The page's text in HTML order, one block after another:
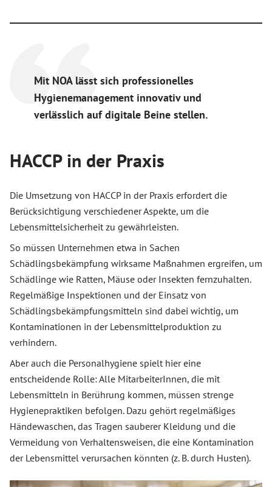
HACCP in der Praxis
Die Umsetzung von HACCP in der Praxis erfordert die
Berücksichtigung verschiedener Aspekte, um die
Lebensmittelsicherheit zu gewährleisten.
So müssen Unternehmen etwa in Sachen
Schädlingsbekämpfung wirksame Maßnahmen ergreifen, um
Schädlinge wie Ratten, Mäuse oder Insekten fernzuhalten.
Regelmäßige Inspektionen und der Einsatz von
Schädlingsbekämpfungsmitteln sind dabei wichtig, um
Kontaminationen in der Lebensmittelproduktion zu
verhindern.
Aber auch die Personalhygiene spielt hier eine
entscheidende Rolle: Alle MitarbeiterInnen, die mit
Lebensmitteln in Berührung kommen, müssen strenge
Hygienepraktiken befolgen. Dazu gehört regelmäßiges
Händewaschen, das Tragen sauberer Kleidung und die
Vermeidung von Verhaltensweisen, die eine Kontamination
der Lebensmittel verursachen könnten (z. B. durch Husten).
Mit NOA lässt sich professionelles
Hygienemanagement innovativ und
verlässlich auf digitale Beine stellen.